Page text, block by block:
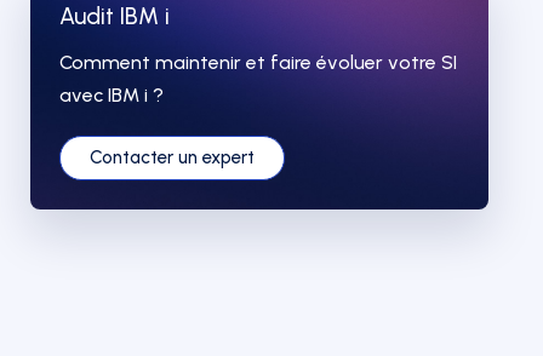
Audit IBM i
Comment maintenir et faire évoluer votre SI
avec IBM i ?
Contacter un expert